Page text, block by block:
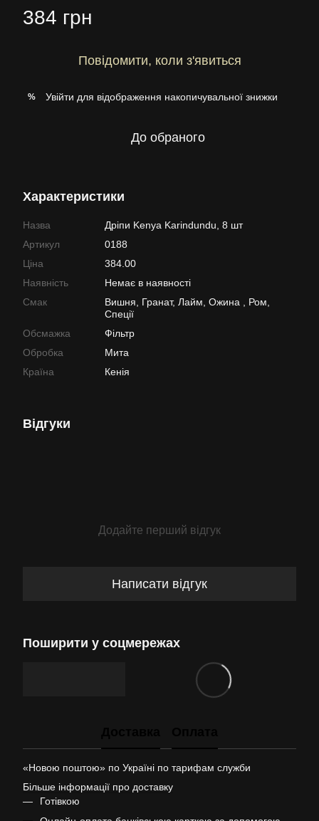
384 грн
Повідомити, коли з'явиться
% Увійти для відображення накопичувальної знижки
До обраного
Характеристики
Назва
Дріпи Kenya Karindundu, 8 шт
Артикул
0188
Ціна
384.00
Наявність
Немає в наявності
Смак
Вишня, Гранат, Лайм, Ожина , Ром,
Спеції
Обсмажка
Фільтр
Обробка
Мита
Країна
Кенія
Відгуки
Додайте перший відгук
Написати відгук
Поширити у соцмережах
«Новою поштою» по Україні по тарифам служби
Більше інформації про доставку
Готівкою